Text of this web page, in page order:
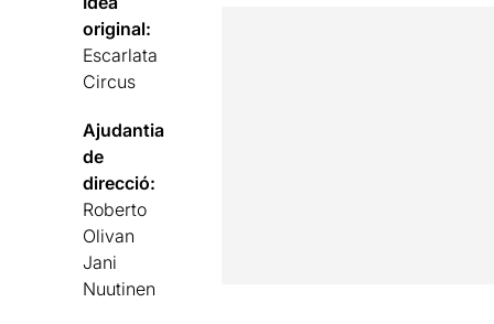
original:
Escarlata
Circus
Ajudantia
de
direcció:
Roberto
Olivan
Jani
Nuutinen